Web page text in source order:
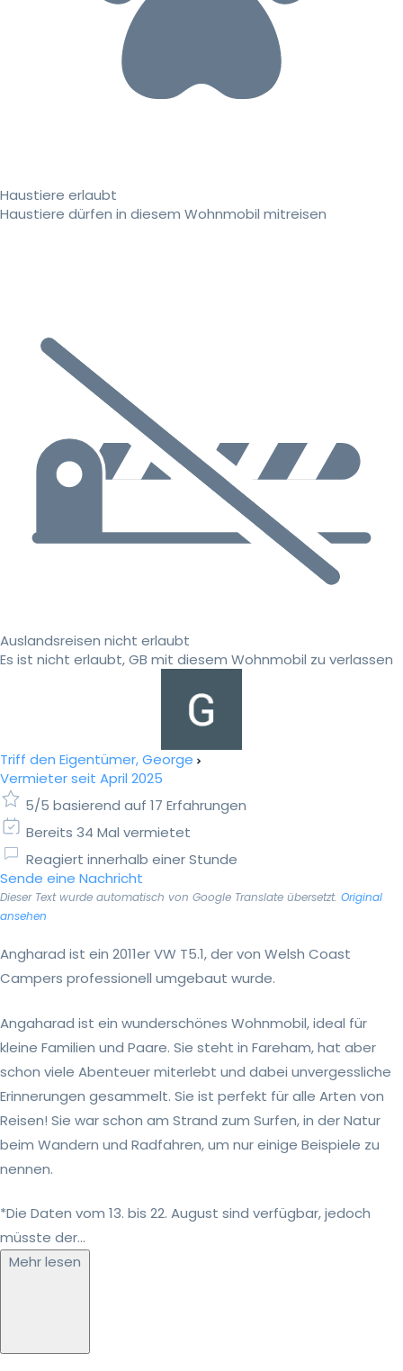
Haustiere erlaubt
Haustiere dürfen in diesem Wohnmobil mitreisen
Auslandsreisen nicht erlaubt
Es ist nicht erlaubt, GB mit diesem Wohnmobil zu verlassen
Triff den Eigentümer, George
Vermieter seit April 2025
5/5 basierend auf 17 Erfahrungen
Bereits 34 Mal vermietet
Reagiert innerhalb einer Stunde
Sende eine Nachricht
Dieser Text wurde automatisch von Google Translate übersetzt. Original
ansehen
Angharad ist ein 2011er VW T5.1, der von Welsh Coast
Campers professionell umgebaut wurde.
Angaharad ist ein wunderschönes Wohnmobil, ideal für
kleine Familien und Paare. Sie steht in Fareham, hat aber
schon viele Abenteuer miterlebt und dabei unvergessliche
Erinnerungen gesammelt. Sie ist perfekt für alle Arten von
Reisen! Sie war schon am Strand zum Surfen, in der Natur
beim Wandern und Radfahren, um nur einige Beispiele zu
nennen.
*Die Daten vom 13. bis 22. August sind verfügbar, jedoch
müsste der...
Mehr lesen